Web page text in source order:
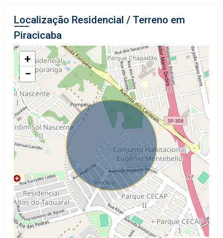
Localização Residencial / Terreno em
Piracicaba
+
−